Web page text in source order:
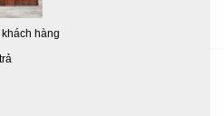
hàng